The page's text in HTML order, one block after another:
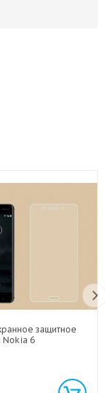
защитное
Nokia 6